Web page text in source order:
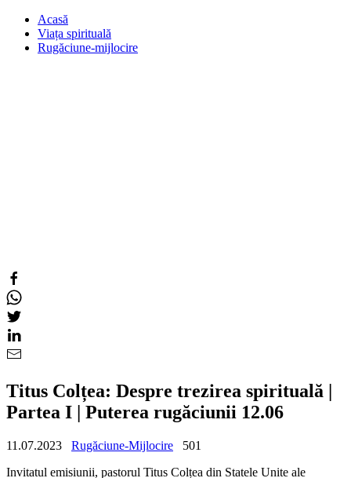
Acasă
Viața spirituală
Rugăciune-mijlocire
Titus Colțea: Despre trezirea spirituală |
Partea I | Puterea rugăciunii 12.06
11.07.2023 Rugăciune-Mijlocire
501
Invitatul emisiunii, pastorul Titus Colțea din Statele Unite ale